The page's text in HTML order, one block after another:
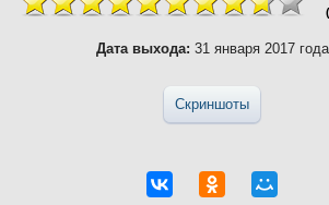
Дата выхода: 31 января 2017 года
Скриншоты